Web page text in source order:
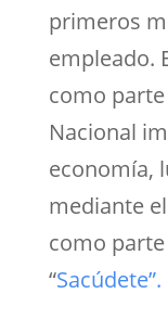
primeros
empleado.
como
Nacional
economía,
mediante el
como
“Sacúdete”.